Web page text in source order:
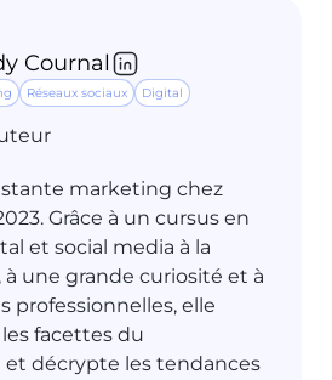
Cournal
Réseaux sociaux Digital
marketing chez
Grâce à un cursus en
et social media à la
à une grande curiosité et à
professionnelles, elle
facettes du
décrypte les tendances